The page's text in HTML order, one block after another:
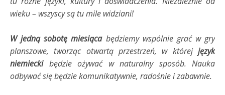
wieku – wszyscy są tu mile widziani!
W jedną sobotę miesiącabędziemy wspólnie grać w gry
planszowe, tworząc otwartą przestrzeń, w której język
niemieckibędzie ożywać w naturalny sposób. Nauka
odbywać się będzie komunikatywnie, radośnie i zabawnie.